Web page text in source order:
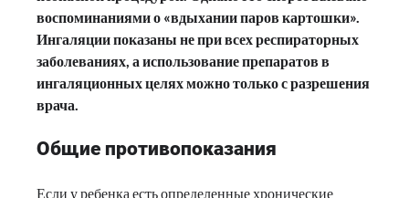
воспоминаниями о «вдыхании паров картошки».
Ингаляции показаны не при всех респираторных
заболеваниях, а использование препаратов в
ингаляционных целях можно только с разрешения
врача.
Общие противопоказания
Если у ребенка есть определенные хронические